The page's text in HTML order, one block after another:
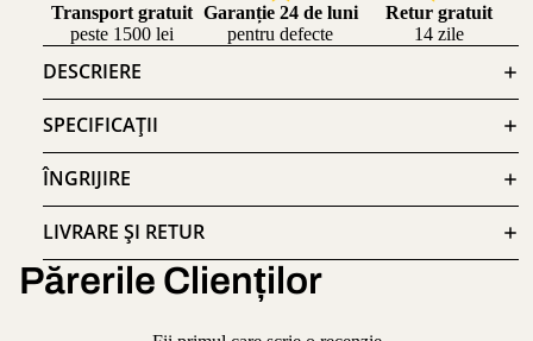
Transport gratuit
peste 1500 lei
Garanție 24 de luni
pentru defecte
Retur gratuit
14 zile
DESCRIERE
SPECIFICAȚII
ÎNGRIJIRE
LIVRARE ȘI RETUR
Părerile Clienților